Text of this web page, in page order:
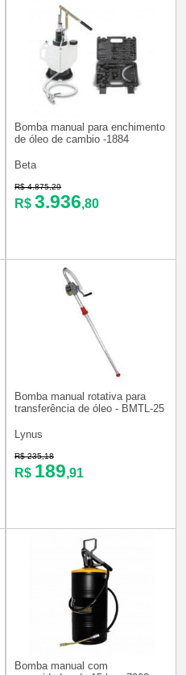
Bomba manual para enchimento
de óleo de cambio -1884
Beta
R$ 4.875,29
R$ 3.936,80
Bomba manual rotativa para
transferência de óleo - BMTL-25
Lynus
R$ 235,18
R$ 189,91
Bomba manual com